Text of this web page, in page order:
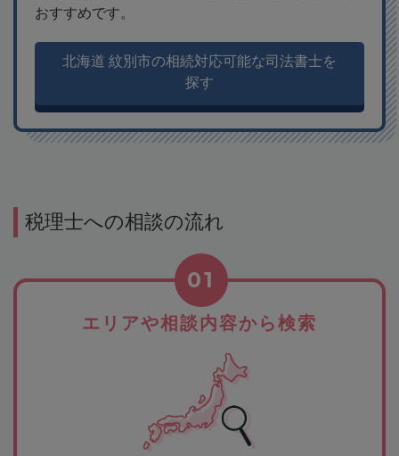
おすすめです。
北海道 紋別市の相続対応可能な司法書士を
探す
税理士への相談の流れ
エリアや相談内容から検索
01